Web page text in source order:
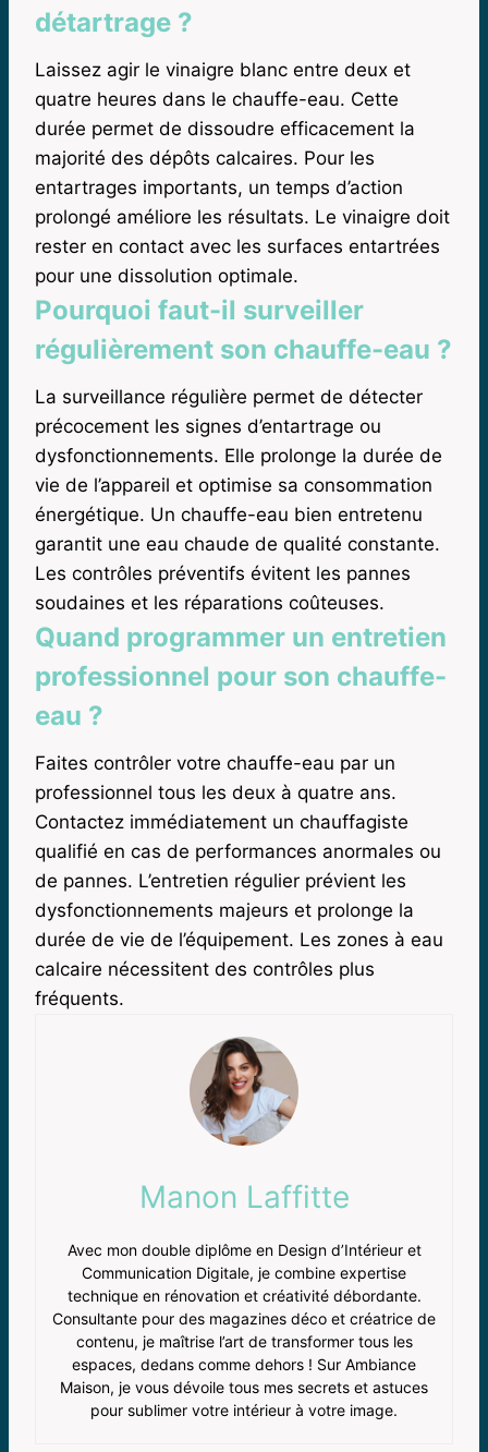
détartrage ?
Laissez agir le vinaigre blanc entre deux et
quatre heures dans le chauffe-eau. Cette
durée permet de dissoudre efficacement la
majorité des dépôts calcaires. Pour les
entartrages importants, un temps d’action
prolongé améliore les résultats. Le vinaigre doit
rester en contact avec les surfaces entartrées
pour une dissolution optimale.
Pourquoi faut-il surveiller
régulièrement son chauffe-eau ?
La surveillance régulière permet de détecter
précocement les signes d’entartrage ou
dysfonctionnements. Elle prolonge la durée de
vie de l’appareil et optimise sa consommation
énergétique. Un chauffe-eau bien entretenu
garantit une eau chaude de qualité constante.
Les contrôles préventifs évitent les pannes
soudaines et les réparations coûteuses.
Quand programmer un entretien
professionnel pour son chauffe-
eau ?
Faites contrôler votre chauffe-eau par un
professionnel tous les deux à quatre ans.
Contactez immédiatement un chauffagiste
qualifié en cas de performances anormales ou
de pannes. L’entretien régulier prévient les
dysfonctionnements majeurs et prolonge la
durée de vie de l’équipement. Les zones à eau
calcaire nécessitent des contrôles plus
fréquents.
Manon Laffitte
Avec mon double diplôme en Design d’Intérieur et
Communication Digitale, je combine expertise
technique en rénovation et créativité débordante.
Consultante pour des magazines déco et créatrice de
contenu, je maîtrise l’art de transformer tous les
espaces, dedans comme dehors ! Sur Ambiance
Maison, je vous dévoile tous mes secrets et astuces
pour sublimer votre intérieur à votre image.